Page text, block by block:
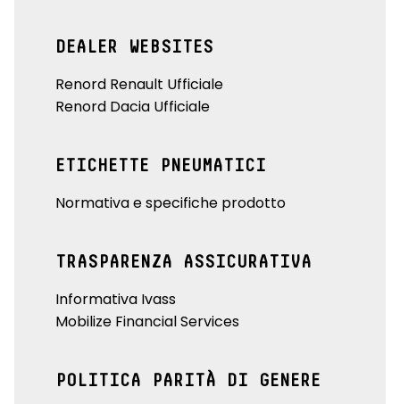
DEALER WEBSITES
Renord Renault Ufficiale
Renord Dacia Ufficiale
ETICHETTE PNEUMATICI
Normativa e specifiche prodotto
TRASPARENZA ASSICURATIVA
Informativa Ivass
Mobilize Financial Services
POLITICA PARITÀ DI GENERE